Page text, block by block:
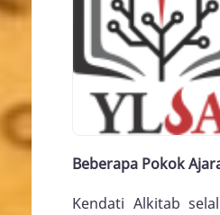
Beberapa Pokok
Kendati Alkitab